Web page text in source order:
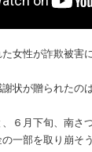
女性が詐欺被害
状が贈られたの
６月下旬、南さ
一部を取り崩そ